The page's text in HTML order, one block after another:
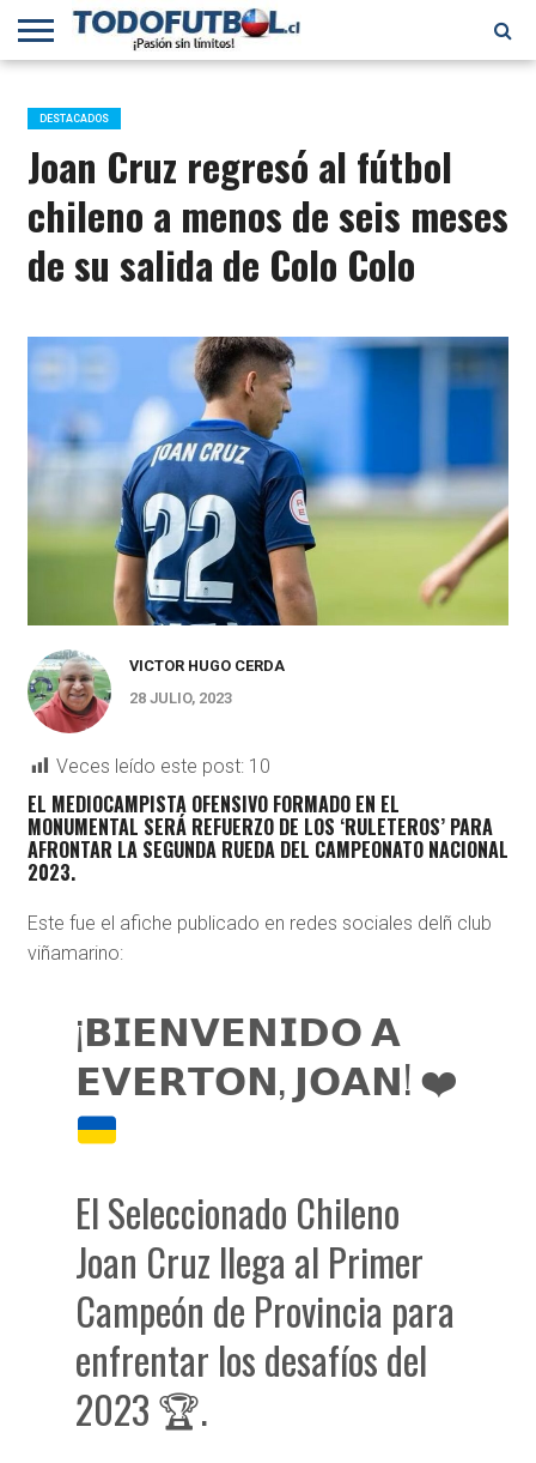
PRIMERA
B
SELECCIÓN
CHILENA
CHILENOS
EN EL
MUNDO
FÚTBOL
INTERNACIONAL
DESTACADOS
Joan Cruz regresó al fútbol
chileno a menos de seis meses
de su salida de Colo Colo
VICTOR HUGO CERDA
28 JULIO, 2023
Veces leído este post: 10
EL MEDIOCAMPISTA OFENSIVO FORMADO EN EL
MONUMENTAL SERÁ REFUERZO DE LOS ‘RULETEROS’ PARA
AFRONTAR LA SEGUNDA RUEDA DEL CAMPEONATO NACIONAL
2023.
Este fue el afiche publicado en redes sociales delñ club
viñamarino:
¡𝗕𝗜𝗘𝗡𝗩𝗘𝗡𝗜𝗗𝗢 𝗔
𝗘𝗩𝗘𝗥𝗧𝗢𝗡, 𝗝𝗢𝗔𝗡!❤️
El Seleccionado Chileno
Joan Cruz llega al Primer
Campeón de Provincia para
enfrentar los desafíos del
2023 🏆.